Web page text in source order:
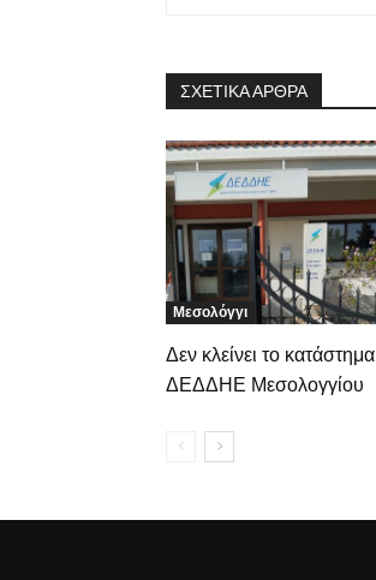
ΣΧΕΤΙΚΑ ΑΡΘΡΑ
Μεσολόγγι
Δεν κλείνει το κατάστημα
ΔΕΔΔΗΕ Μεσολογγίου